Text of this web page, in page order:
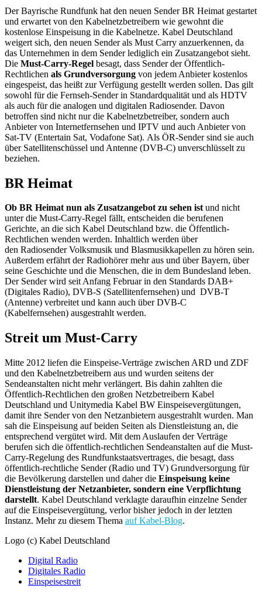
Der Bayrische Rundfunk hat den neuen Sender BR Heimat gestartet
und erwartet von den Kabelnetzbetreibern wie gewohnt die
kostenlose Einspeisung in die Kabelnetze. Kabel Deutschland
weigert sich, den neuen Sender als Must Carry anzuerkennen, da
das Unternehmen in dem Sender lediglich ein Zusatzangebot sieht.
Die Must-Carry-Regel besagt, dass Sender der Öffentlich-
Rechtlichen als Grundversorgung von jedem Anbieter kostenlos
eingespeist, das heißt zur Verfügung gestellt werden sollen. Das gilt
sowohl für die Fernseh-Sender in Standardqualität und als HDTV
als auch für die analogen und digitalen Radiosender. Davon
betroffen sind nicht nur die Kabelnetzbetreiber, sondern auch
Anbieter von Internetfernsehen und IPTV und auch Anbieter von
Sat-TV (Entertain Sat, Vodafone Sat). Als ÖR-Sender sind sie auch
über Satellitenschüssel und Antenne (DVB-C) unverschlüsselt zu
beziehen.
BR Heimat
Ob BR Heimat nun als Zusatzangebot zu sehen istund nicht
unter die Must-Carry-Regel fällt, entscheiden die berufenen
Gerichte, an die sich Kabel Deutschland bzw. die Öffentlich-
Rechtlichen wenden werden. Inhaltlich werden über
den Radiosender Volksmusik und Blasmusikkapellen zu hören sein.
Außerdem erfährt der Radiohörer mehr aus und über Bayern, über
seine Geschichte und die Menschen, die in dem Bundesland leben.
Der Sender wird seit Anfang Februar in den Standards DAB+
(Digitales Radio), DVB-S (Satellitenfernsehen) und DVB-T
(Antenne) verbreitet und kann auch über DVB-C
(Kabelfernsehen) ausgestrahlt werden.
Streit um Must-Carry
Mitte 2012 liefen die Einspeise-Verträge zwischen ARD und ZDF
und den Kabelnetzbetreibern aus und wurden seitens der
Sendeanstalten nicht mehr verlängert. Bis dahin zahlten die
Öffentlich-Rechtlichen den großen Netzbetreibern Kabel
Deutschland und Unitymedia Kabel BW Einspeisevergütungen,
damit ihre Sender von den Netzanbietern ausgestrahlt wurden. Man
sah die Einspeisung auf beiden Seiten als Dienstleistung an, die
entsprechend vergütet wird. Mit dem Auslaufen der Verträge
berufen sich die öffentlich-rechtlichen Sendeanstalten auf die Must-
Carry-Regelung des Rundfunkstaatsvertrages, die besagt, dass
öffentlich-rechtliche Sender (Radio und TV) Grundversorgung für
die Bevölkerung darstellen und daher die Einspeisung keine
Dienstleistung der Netzanbieter, sondern eine Verpflichtung
darstellt. Kabel Deutschland verklagte daraufhin einzelne Sender
auf die Einspeisevergütung, verlor bisher jedoch in der letzten
Instanz. Mehr zu diesem Thema auf Kabel-Blog.
Logo (c) Kabel Deutschland
Digital Radio
Digitales Radio
Einspeisestreit